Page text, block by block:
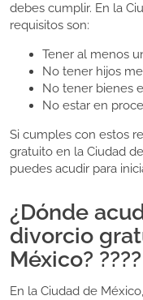
debes cumplir. En la
requisitos son:
Tener al menos
No tener hijos
No tener bienes
No estar en
Si cumples con estos
gratuito en la Ciudad
puedes acudir para
¿Dónde
divorcio
México? ????️
En la Ciudad de